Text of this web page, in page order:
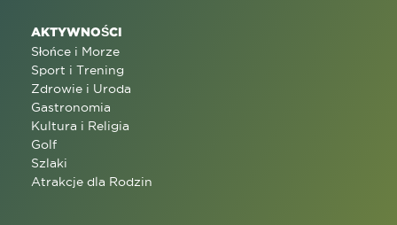
AKTYWNOŚCI
Słońce i Morze
Sport i Trening
Zdrowie i Uroda
Gastronomia
Kultura i Religia
Golf
Szlaki
Atrakcje dla Rodzin